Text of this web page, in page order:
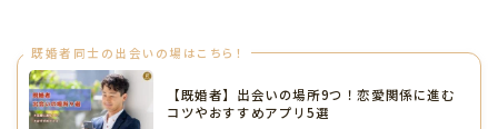
既婚者同士の出会いの場はこちら！
【既婚者】出会いの場所9つ！恋愛関係に進む
コツやおすすめアプリ5選